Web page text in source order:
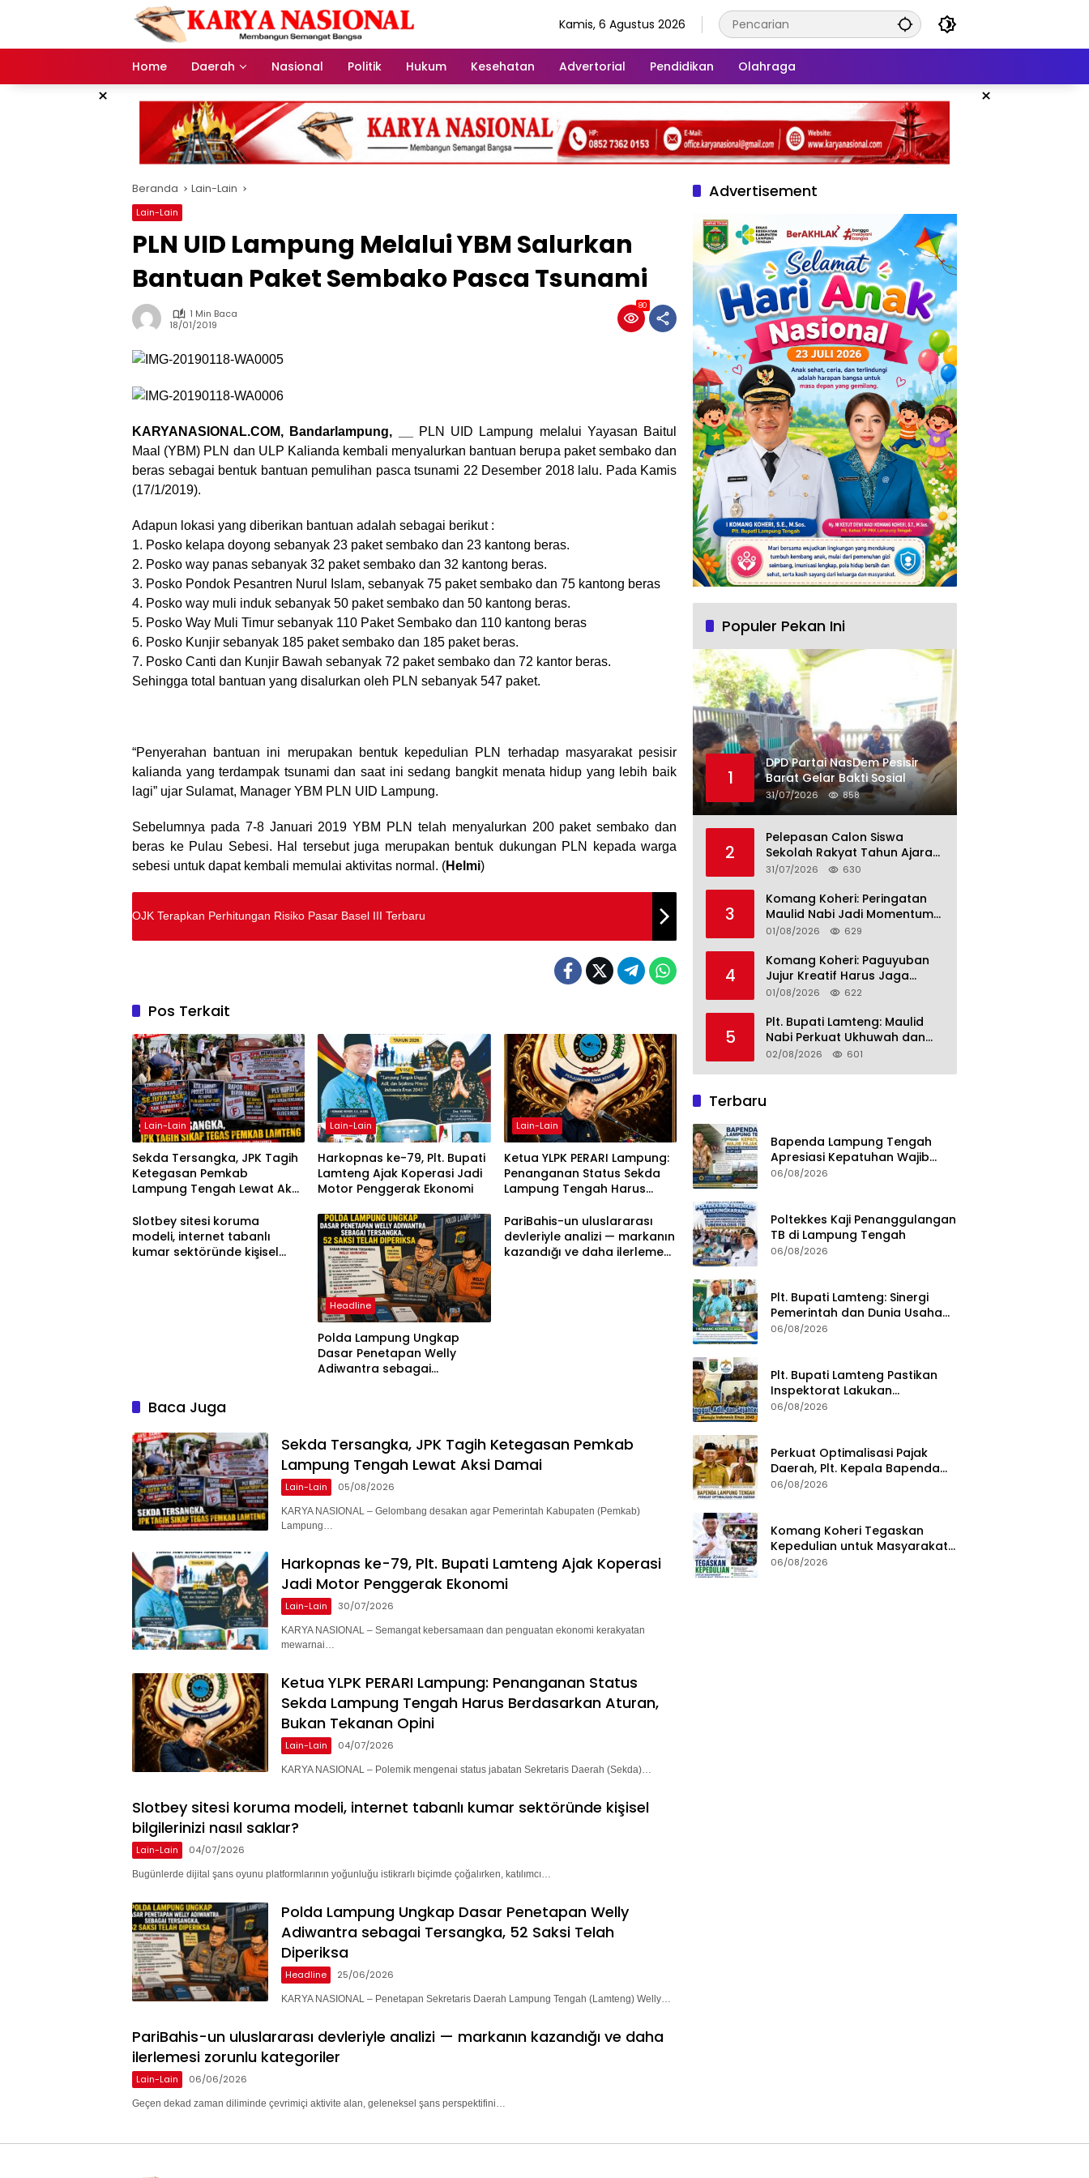
Kamis, 6 Agustus 2026
Home Daerah Nasional Politik Hukum Kesehatan Advertorial Pendidikan Olahraga
× ×
Beranda Lain-Lain
Lain-Lain
PLN UID Lampung Melalui YBM Salurkan
Bantuan Paket Sembako Pasca Tsunami
1 Min Baca
18/01/2019
80
KARYANASIONAL.COM, Bandarlampung, __
PLN UID Lampung melalui Yayasan Baitul
Maal (YBM) PLN dan ULP Kalianda kembali menyalurkan bantuan berupa paket sembako dan
beras sebagai bentuk bantuan pemulihan pasca tsunami 22 Desember 2018 lalu. Pada Kamis
(17/1/2019).
Adapun lokasi yang diberikan bantuan adalah sebagai berikut :
1. Posko kelapa doyong sebanyak 23 paket sembako dan 23 kantong beras.
2. Posko way panas sebanyak 32 paket sembako dan 32 kantong beras.
3. Posko Pondok Pesantren Nurul Islam, sebanyak 75 paket sembako dan 75 kantong beras
4. Posko way muli induk sebanyak 50 paket sembako dan 50 kantong beras.
5. Posko Way Muli Timur sebanyak 110 Paket Sembako dan 110 kantong beras
6. Posko Kunjir sebanyak 185 paket sembako dan 185 paket beras.
7. Posko Canti dan Kunjir Bawah sebanyak 72 paket sembako dan 72 kantor beras.
Sehingga total bantuan yang disalurkan oleh PLN sebanyak 547 paket.
“Penyerahan bantuan ini merupakan bentuk kepedulian PLN terhadap masyarakat pesisir
kalianda yang terdampak tsunami dan saat ini sedang bangkit menata hidup yang lebih baik
lagi” ujar Sulamat, Manager YBM PLN UID Lampung.
Sebelumnya pada 7-8 Januari 2019 YBM PLN telah menyalurkan 200 paket sembako dan
beras ke Pulau Sebesi. Hal tersebut juga merupakan bentuk dukungan PLN kepada warga
sebesi untuk dapat kembali memulai aktivitas normal. (Helmi)
OJK Terapkan Perhitungan Risiko Pasar Basel III Terbaru
Pos Terkait
Lain-Lain
Sekda Tersangka, JPK Tagih
Ketegasan Pemkab
Lampung Tengah Lewat Aksi
Lain-Lain
Harkopnas ke-79, Plt. Bupati
Lamteng Ajak Koperasi Jadi
Motor Penggerak Ekonomi
Lain-Lain
Ketua YLPK PERARI Lampung:
Penanganan Status Sekda
Lampung Tengah Harus
Tekanan Opini
Slotbey sitesi koruma
modeli, internet tabanlı
kumar sektöründe kişisel
Headline
Polda Lampung Ungkap
Dasar Penetapan Welly
Adiwantra sebagai
PariBahis-un uluslararası
devleriyle analizi — markanın
kazandığı ve daha ilerlemesi
Baca Juga
Sekda Tersangka, JPK Tagih Ketegasan Pemkab
Lampung Tengah Lewat Aksi Damai
Lain-Lain 05/08/2026
KARYA NASIONAL – Gelombang desakan agar Pemerintah Kabupaten (Pemkab)
Lampung…
Harkopnas ke-79, Plt. Bupati Lamteng Ajak Koperasi
Jadi Motor Penggerak Ekonomi
Lain-Lain 30/07/2026
KARYA NASIONAL – Semangat kebersamaan dan penguatan ekonomi kerakyatan
mewarnai…
Ketua YLPK PERARI Lampung: Penanganan Status
Sekda Lampung Tengah Harus Berdasarkan Aturan,
Bukan Tekanan Opini
Lain-Lain 04/07/2026
KARYA NASIONAL – Polemik mengenai status jabatan Sekretaris Daerah (Sekda)…
Slotbey sitesi koruma modeli, internet tabanlı kumar sektöründe kişisel
bilgilerinizi nasıl saklar?
Lain-Lain 04/07/2026
Bugünlerde dijital şans oyunu platformlarının yoğunluğu istikrarlı biçimde çoğalırken, katılımcı…
Polda Lampung Ungkap Dasar Penetapan Welly
Adiwantra sebagai Tersangka, 52 Saksi Telah
Diperiksa
Headline 25/06/2026
KARYA NASIONAL – Penetapan Sekretaris Daerah Lampung Tengah (Lamteng) Welly…
PariBahis-un uluslararası devleriyle analizi — markanın kazandığı ve daha
ilerlemesi zorunlu kategoriler
Lain-Lain 06/06/2026
Geçen dekad zaman diliminde çevrimiçi aktivite alan, geleneksel şans perspektifini…
Advertisement
Populer Pekan Ini
1
DPD Partai NasDem Pesisir
Barat Gelar Bakti Sosial
31/07/2026 858
2
Pelepasan Calon Siswa
Sekolah Rakyat Tahun Ajaran
2026–2027, Plt. Bupati
Hadirkan Pendidikan
Berkualitas
31/07/2026 630
3
Komang Koheri: Peringatan
Maulid Nabi Jadi Momentum
Perkuat Ukhuwah Umat di
01/08/2026 629
4
Komang Koheri: Paguyuban
Jujur Kreatif Harus Jaga
Persatuan untuk Kemajuan
01/08/2026 622
5
Plt. Bupati Lamteng: Maulid
Nabi Perkuat Ukhuwah dan
Jaga Kerukunan Umat
02/08/2026 601
Terbaru
Bapenda Lampung Tengah
Apresiasi Kepatuhan Wajib
Pajak, Siapkan Pengawasan
06/08/2026
Poltekkes Kaji Penanggulangan
TB di Lampung Tengah
06/08/2026
Plt. Bupati Lamteng: Sinergi
Pemerintah dan Dunia Usaha
Kunci Pembangunan
06/08/2026
Plt. Bupati Lamteng Pastikan
Inspektorat Lakukan
Pemeriksaan Akhir Masa
06/08/2026
Perkuat Optimalisasi Pajak
Daerah, Plt. Kepala Bapenda
Lampung Tengah Minta Seluruh
06/08/2026
Komang Koheri Tegaskan
Kepedulian untuk Masyarakat
Lampung Tengah Lewat
06/08/2026